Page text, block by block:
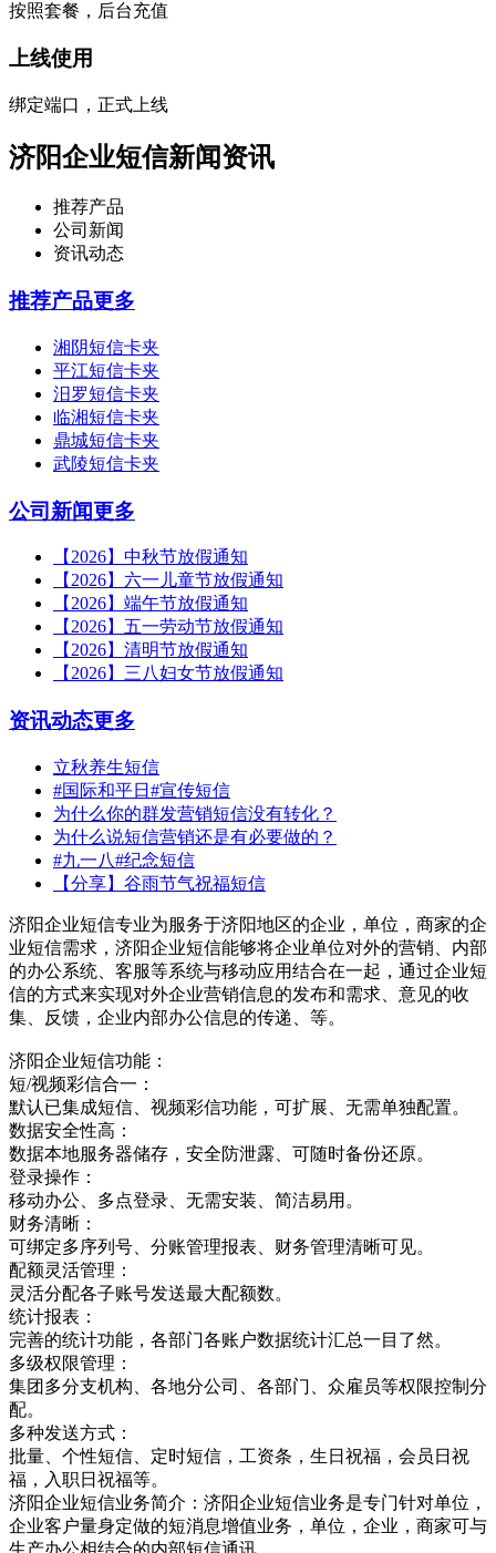
按照套餐，后台充值
上线使用
绑定端口，正式上线
济阳企业短信新闻资讯
推荐产品
公司新闻
资讯动态
推荐产品更多
湘阴短信卡夹
平江短信卡夹
汨罗短信卡夹
临湘短信卡夹
鼎城短信卡夹
武陵短信卡夹
公司新闻更多
【2026】中秋节放假通知
【2026】六一儿童节放假通知
【2026】端午节放假通知
【2026】五一劳动节放假通知
【2026】清明节放假通知
【2026】三八妇女节放假通知
资讯动态更多
立秋养生短信
#国际和平日#宣传短信
为什么你的群发营销短信没有转化？
为什么说短信营销还是有必要做的？
#九一八#纪念短信
【分享】谷雨节气祝福短信
济阳企业短信专业为服务于济阳地区的企业，单位，商家的企
业短信需求，济阳企业短信能够将企业单位对外的营销、内部
的办公系统、客服等系统与移动应用结合在一起，通过企业短
信的方式来实现对外企业营销信息的发布和需求、意见的收
集、反馈，企业内部办公信息的传递、等。
济阳企业短信功能：
短/视频彩信合一：
默认已集成短信、视频彩信功能，可扩展、无需单独配置。
数据安全性高：
数据本地服务器储存，安全防泄露、可随时备份还原。
登录操作：
移动办公、多点登录、无需安装、简洁易用。
财务清晰：
可绑定多序列号、分账管理报表、财务管理清晰可见。
配额灵活管理：
灵活分配各子账号发送最大配额数。
统计报表：
完善的统计功能，各部门各账户数据统计汇总一目了然。
多级权限管理：
集团多分支机构、各地分公司、各部门、众雇员等权限控制分
配。
多种发送方式：
批量、个性短信、定时短信，工资条，生日祝福，会员日祝
福，入职日祝福等。
济阳企业短信业务简介：济阳企业短信业务是专门针对单位，
企业客户量身定做的短消息增值业务，单位，企业，商家可与
生产办公相结合的内部短信通讯，